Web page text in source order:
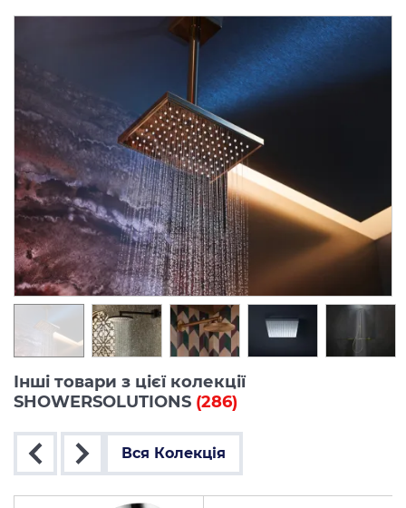
Інші товари з цієї колекції
SHOWERSOLUTIONS (286)
Вся Колекція